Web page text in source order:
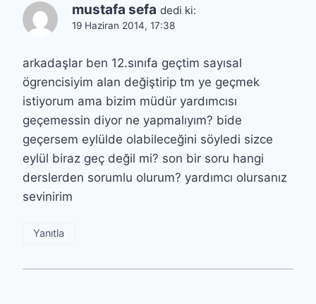
mustafa sefa dedi ki:
19 Haziran 2014, 17:38
arkadaşlar ben 12.sınıfa geçtim sayısal
ögrencisiyim alan değiştirip tm ye geçmek
istiyorum ama bizim müdür yardımcısı
geçemessin diyor ne yapmalıyım? bide
geçersem eylülde olabileceğini söyledi sizce
eylül biraz geç değil mi? son bir soru hangi
derslerden sorumlu olurum? yardımcı olursanız
sevinirim
Yanıtla